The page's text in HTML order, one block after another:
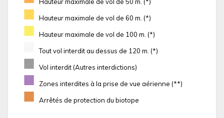
Hauteur maximale de vol de 50 m. (*)
■ Hauteur maximale de vol de 60 m. (*)
■ Hauteur maximale de vol de 100 m. (*)
Tout vol interdit au dessus de 120 m. (*)
■ Vol interdit (Autres interdictions)
■ Zones interdites à la prise de vue aérienne (**)
■ Arrêtés de protection du biotope